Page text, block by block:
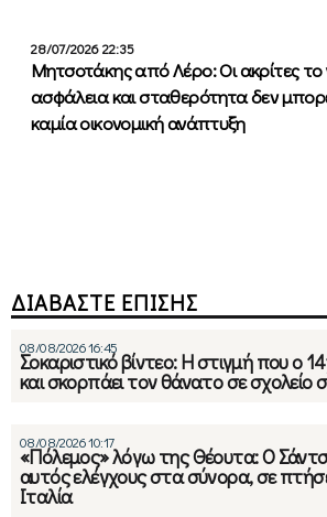
28/07/2026 22:35
Μητσοτάκης από Λέρο: Οι ακρίτες το
ασφάλεια και σταθερότητα δεν
καμία οικονομική ανάπτυξη
ΔΙΑΒΑΣΤΕ ΕΠΙΣΗΣ
08/08/2026 16:45
Σοκαριστικό βίντεο: Η στιγμή που ο
και σκορπάει τον θάνατο σε σχολείο
08/08/2026 10:17
«Πόλεμος» λόγω της Θέουτα: Ο
αυτός ελέγχους στα σύνορα, σε
Ιταλία